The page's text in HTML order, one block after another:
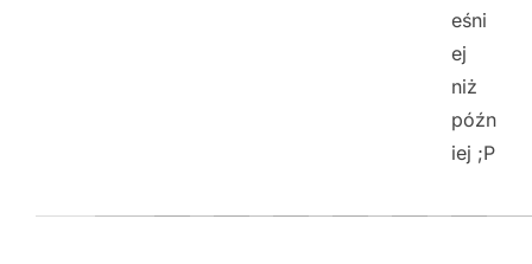
eśni
ej
niż
późn
iej ;P